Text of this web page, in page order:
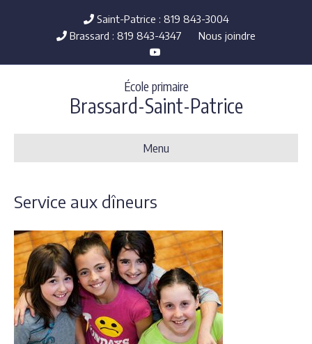
Saint-Patrice : 819 843-3004
Brassard : 819 843-4347
Nous joindre
Y
o
u
u
b
e
École primaire
Brassard-Saint-Patrice
Menu
Service aux dîneurs